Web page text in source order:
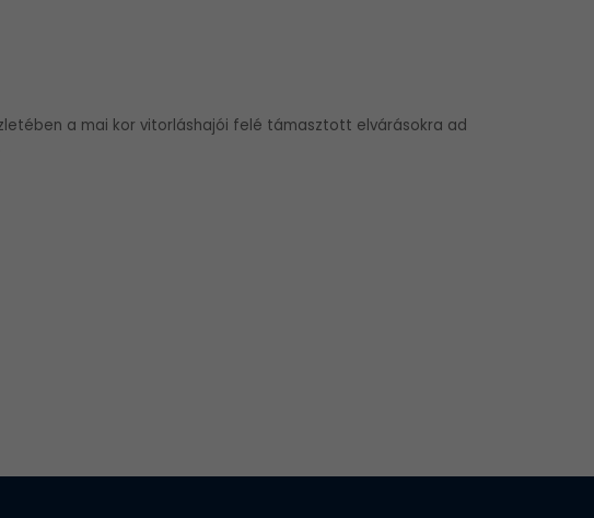
a mai kor vitorláshajói felé támasztott elvárásokra ad